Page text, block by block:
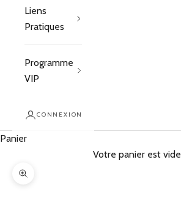
Liens
Pratiques
Programme
VIP
CONNEXION
Panier
Votre panier est vide
Zoomer sur l'image